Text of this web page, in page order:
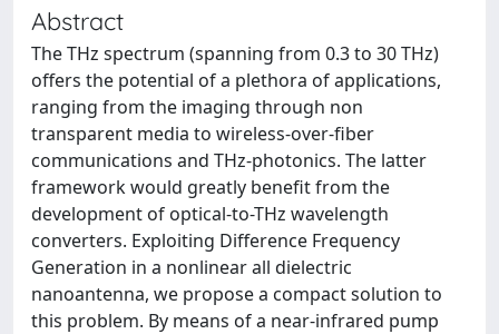
Abstract
The THz spectrum (spanning from 0.3 to 30 THz)
offers the potential of a plethora of applications,
ranging from the imaging through non
transparent media to wireless-over-fiber
communications and THz-photonics. The latter
framework would greatly benefit from the
development of optical-to-THz wavelength
converters. Exploiting Difference Frequency
Generation in a nonlinear all dielectric
nanoantenna, we propose a compact solution to
this problem. By means of a near-infrared pump